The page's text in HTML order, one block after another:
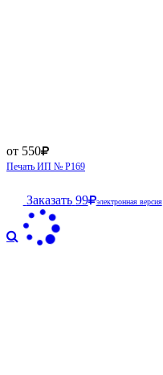
от 550
Печать ИП № Р169
Заказать 99 электронная версия